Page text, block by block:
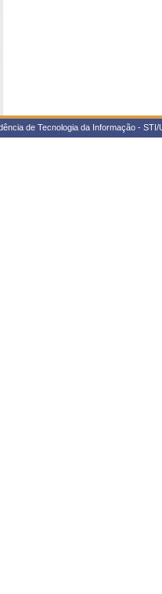
de Tecnologia da Informação -